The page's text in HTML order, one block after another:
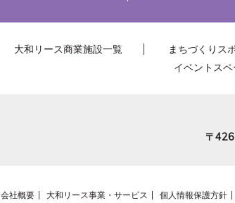
大和リース商業施設一覧 まちづくりス
イベントスペ
〒
会社概要 大和リース事業・サービス 個人情報保護方針